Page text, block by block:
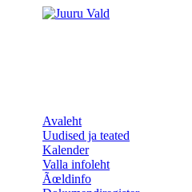
Avaleht
Uudised ja teated
Kalender
Valla infoleht
Ãœldinfo